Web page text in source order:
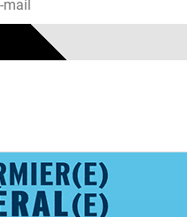
QUI SOMMES-NOUS ?